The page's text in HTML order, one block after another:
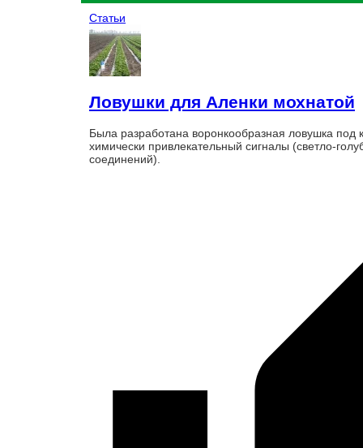
Статьи
Ловушки для Аленки мохнатой
Была разработана воронкообразная ловушка
химически привлекательный сигналы (светло-
соединений).